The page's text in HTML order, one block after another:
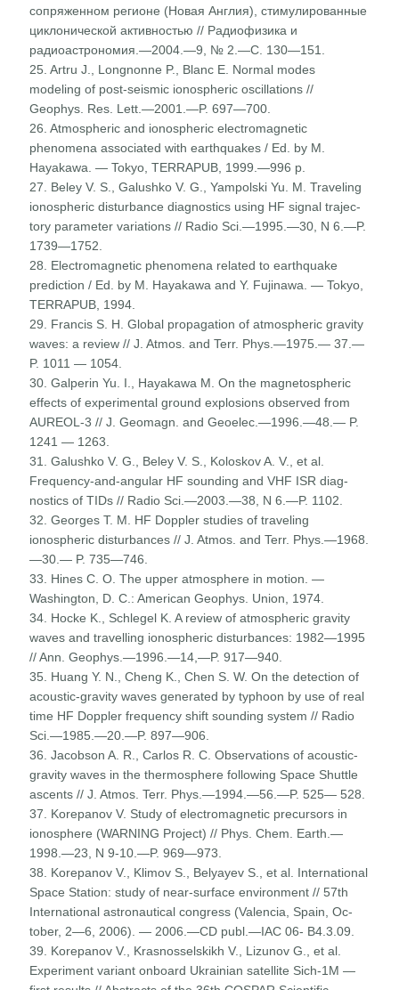
сопряженном регионе (Новая Англия), стимулиро­ванные
циклонической активностью // Радиофизика и
радиоастрономия.—2004.—9, № 2.—С. 130—151.
25. Artru J., Longnonne P., Blanc E. Normal modes
modeling of post-seismic ionospheric oscillations //
Geophys. Res. Lett.—2001.—P. 697—700.
26. Atmospheric and ionospheric electromagnetic
phenomena associated with earthquakes / Ed. by M.
Hayakawa. — Tokyo, TERRAPUB, 1999.—996 p.
27. Beley V. S., Galushko V. G., Yampolski Yu. M. Traveling
ionospheric disturbance diagnostics using HF signal trajec­
tory parameter variations // Radio Sci.—1995.—30, N 6.—P.
1739—1752.
28. Electromagnetic phenomena related to earthquake
predic­tion / Ed. by M. Hayakawa and Y. Fujinawa. — Tokyo,
TERRAPUB, 1994.
29. Francis S. H. Global propagation of atmospheric gravity
waves: a review // J. Atmos. and Terr. Phys.—1975.— 37.—
P. 1011 — 1054.
30. Galperin Yu. I., Hayakawa M. On the magnetospheric
effects of experimental ground explosions observed from
AUREOL-3 // J. Geomagn. and Geoelec.—1996.—48.— P.
1241 — 1263.
31. Galushko V. G., Beley V. S., Koloskov A. V., et al.
Frequency-and-angular HF sounding and VHF ISR diag­
nostics of TIDs // Radio Sci.—2003.—38, N 6.—P. 1102.
32. Georges T. M. HF Doppler studies of traveling
ionospheric disturbances // J. Atmos. and Terr. Phys.—1968.
—30.— P. 735—746.
33. Hines C. O. The upper atmosphere in motion. —
Washington, D. C.: American Geophys. Union, 1974.
34. Hocke K., Schlegel K. A review of atmospheric gravity
waves and travelling ionospheric disturbances: 1982—1995
// Ann. Geophys.—1996.—14,—P. 917—940.
35. Huang Y. N., Cheng K., Chen S. W. On the detection of
acoustic-gravity waves generated by typhoon by use of real
time HF Doppler frequency shift sounding system // Radio
Sci.—1985.—20.—P. 897—906.
36. Jacobson A. R., Carlos R. C. Observations of acoustic-
gravity waves in the thermosphere following Space Shuttle
ascents // J. Atmos. Terr. Phys.—1994.—56.—P. 525— 528.
37. Korepanov V. Study of electromagnetic precursors in
iono­sphere (WARNING Project) // Phys. Chem. Earth.—
1998.—23, N 9-10.—P. 969—973.
38. Korepanov V., Klimov S., Belyayev S., et al. International
Space Station: study of near-surface environment // 57th
International astronautical congress (Valencia, Spain, Oc­
tober, 2—6, 2006). — 2006.—CD publ.—IAC 06- B4.3.09.
39. Korepanov V., Krasnosselskikh V., Lizunov G., et al.
Experiment variant onboard Ukrainian satellite Sich-1M —